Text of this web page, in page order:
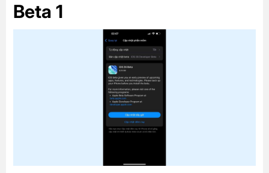
Beta 1